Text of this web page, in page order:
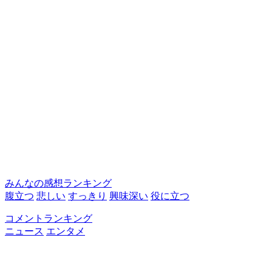
みんなの感想ランキング
腹立つ 悲しい すっきり 興味深い 役に立つ
コメントランキング
ニュース エンタメ